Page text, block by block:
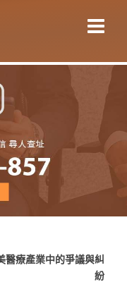
醫療產業中的爭議與糾
紛